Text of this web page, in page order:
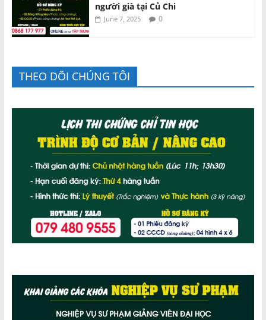
người già tại Củ Chi
June 7, 2025 0
THEO DÕI CHÚNG TÔI